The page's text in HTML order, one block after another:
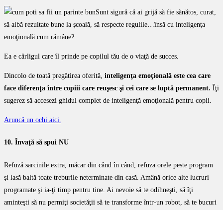
Sunt sigură că ai grijă să fie sănătos, curat,
să aibă rezultate bune la şcoală, să respecte regulile…însă cu inteligenţa
emoţională cum rămâne?
Ea e cârligul care îl prinde pe copilul tău de o viaţă de succes.
Dincolo de toată pregătirea oferită, inteligenţa emoţională este cea care
face diferenţa între copiii care reuşesc şi cei care se luptă permanent. Îţi
sugerez să accesezi ghidul complet de inteligenţă emoţională pentru copii.
Aruncă un ochi aici.
10. Învaţă să spui NU
Refuză sarcinile extra, măcar din când în când, refuza orele peste program
şi lasă baltă toate treburile neterminate din casă. Amână orice alte lucruri
programate şi ia-ţi timp pentru tine. Ai nevoie să te odihneşti, să îţi
aminteşti să nu permiţi societăţii să te transforme într-un robot, să te bucuri